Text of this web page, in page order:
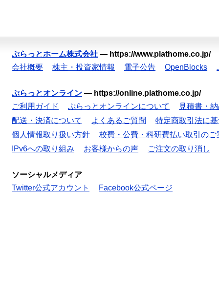
ぷらっとホーム株式会社 — https://www.plathome.co.jp/
会社概要
株主・投資家情報 電子公告 OpenBlocks
ぷらっとオンライン — https://online.plathome.co.jp/
ご利用ガイド
ぷらっとオンラインについて
見積書・
配送・決済について
よくあるご質問
特定商取引法に
個人情報取り扱い方針
校費・公費・科研費払い取引のご
IPv6への取り組み
お客様からの声 ご注文の取り消し
ソーシャルメディア
Twitter公式アカウント
Facebook公式ページ